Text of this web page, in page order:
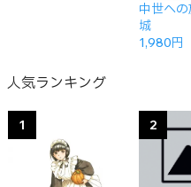
中世へ
城
1,980円
人気ランキング
1 2